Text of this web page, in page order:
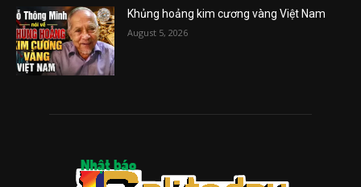
Khủng hoảng kim cương vàng Việt Nam
August 5, 2026